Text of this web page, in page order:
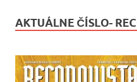
AKTUÁLNE ČÍSLO-